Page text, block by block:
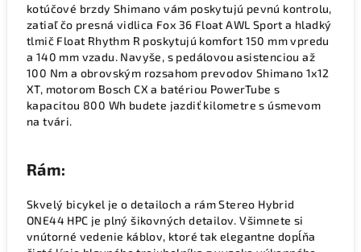
kotúčové brzdy Shimano vám poskytujú pevnú kontrolu,
zatiaľ čo presná vidlica Fox 36 Float AWL Sport a hladký
tlmič Float Rhythm R poskytujú komfort 150 mm vpredu
a 140 mm vzadu. Navyše, s pedálovou asistenciou až
100 Nm a obrovským rozsahom prevodov Shimano 1x12
XT, motorom Bosch CX a batériou PowerTube s
kapacitou 800 Wh budete jazdiť kilometre s úsmevom
na tvári.
Rám:
Skvelý bicykel je o detailoch a rám Stereo Hybrid
ONE44 HPC je plný šikovných detailov. Všimnete si
vnútorné vedenie káblov, ktoré tak elegantne dopĺňa